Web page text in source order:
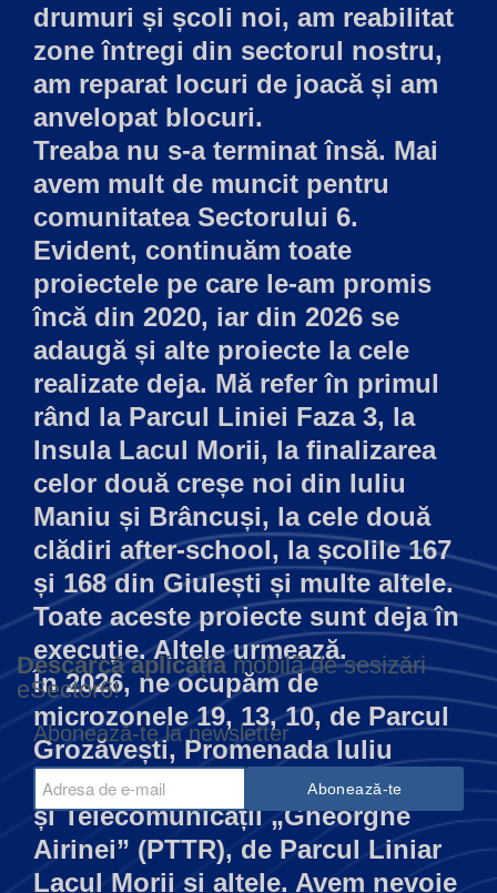
drumuri și școli noi, am reabilitat
zone întregi din sectorul nostru,
am reparat locuri de joacă și am
anvelopat blocuri.
Treaba nu s-a terminat însă. Mai
avem mult de muncit pentru
comunitatea Sectorului 6.
Evident, continuăm toate
proiectele pe care le-am promis
încă din 2020, iar din 2026 se
adaugă și alte proiecte la cele
realizate deja. Mă refer în primul
rând la Parcul Liniei Faza 3, la
Insula Lacul Morii, la finalizarea
celor două creșe noi din Iuliu
Maniu și Brâncuși, la cele două
clădiri after-school, la școlile 167
și 168 din Giulești și multe altele.
Toate aceste proiecte sunt deja în
execuție. Altele urmează.
În 2026, ne ocupăm de
microzonele 19, 13, 10, de Parcul
Grozăvești, Promenada Iuliu
Maniu, Colegiul Tehnic de Poștă
și Telecomunicații „Gheorghe
Airinei” (PTTR), de Parcul Liniar
Lacul Morii și altele. Avem nevoie
Descarcă aplicațiamobilă de sesizări
eSector6!
Abonează-te la newsletter